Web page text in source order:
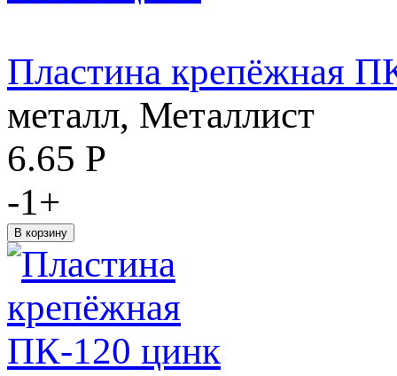
Пластина крепёжная
металл, Металлист
6.65 Р
-1+